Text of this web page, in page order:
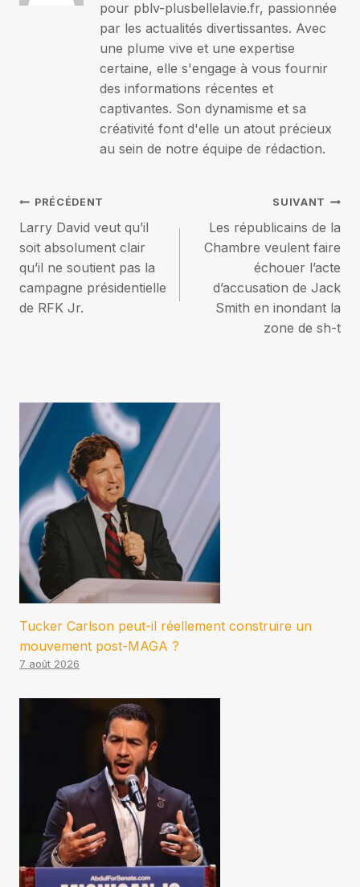
pour pblv-plusbellelavie.fr, passionnée
par les actualités divertissantes. Avec
une plume vive et une expertise
certaine, elle s'engage à vous fournir
des informations récentes et
captivantes. Son dynamisme et sa
créativité font d'elle un atout précieux
au sein de notre équipe de rédaction.
Navigation
de
l’article
PRÉCÉDENT
Larry David veut qu’il
soit absolument clair
qu’il ne soutient pas la
campagne présidentielle
de RFK Jr.
SUIVANT
Les républicains de la
Chambre veulent faire
échouer l’acte
d’accusation de Jack
Smith en inondant la
zone de sh-t
Tucker Carlson peut-il réellement construire un
mouvement post-MAGA ?
7 août 2026